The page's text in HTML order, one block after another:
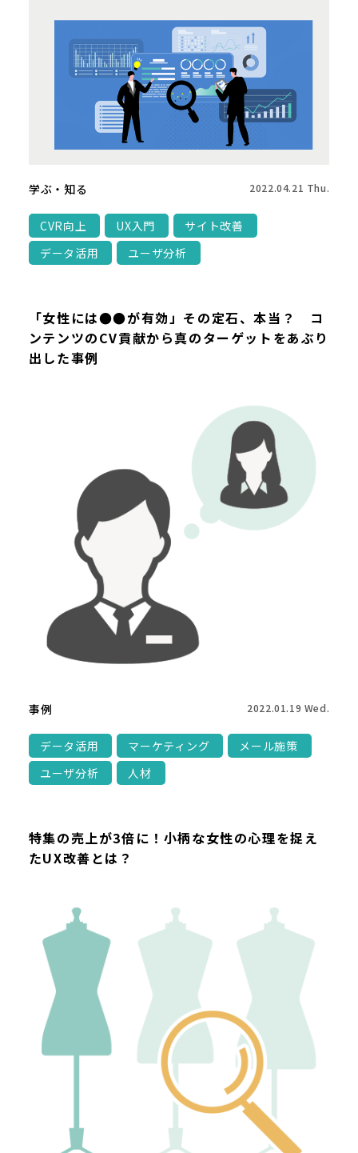
学ぶ・知る 2022.04.21 Thu.
CVR向上 UX入門
サイト改善
データ活用
ユーザ分析
「女性には●●が有効」その定石、本当？ コ
ンテンツのCV貢献から真のターゲットをあぶり
出した事例
事例 2022.01.19 Wed.
データ活用 マーケティング
メール施策
ユーザ分析
人材
特集の売上が3倍に！小柄な女性の心理を捉え
たUX改善とは？